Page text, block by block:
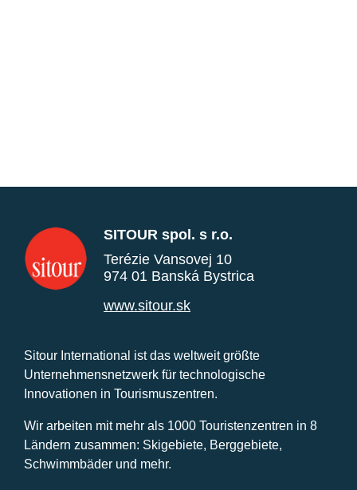
SITOUR spol. s r.o.
Terézie Vansovej 10
974 01 Banská Bystrica
www.sitour.sk
Sitour International ist das weltweit größte
Unternehmensnetzwerk für technologische
Innovationen in Tourismuszentren.
Wir arbeiten mit mehr als 1000 Touristenzentren in 8
Ländern zusammen: Skigebiete, Berggebiete,
Schwimmbäder und mehr.